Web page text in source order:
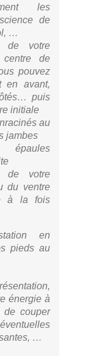
les
de
…
de votre
de
pouvez
en avant,
puis
initiale
au
jambes
épaules
de votre
du ventre
à la fois
en
pieds au
énergie à
de couper
…